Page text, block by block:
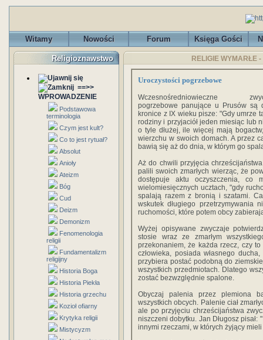
Witamy Nowości Forum Księga Gości
Religioznawstwo
==>>
WPROWADZENIE
Podstawowa
terminologia
Czym jest kult?
Co to jest rytuał?
Absolut
Anioły
Ateizm
Bóg
Cud
Deizm
Demonizm
Fenomenologia
religii
Fundamentalizm
religijny
Historia Boga
Historia Piekła
Historia grzechu
Kozioł ofiarny
Krytyka religii
Mistycyzm
RELIGIE WYMARŁE
Uroczystości pogrzebowe
Wczesnośredniowieczne
pogrzebowe panujące u Prusów są
kronice z IX wieku pisze: "Gdy umrze
rodziny i przyjaciół jeden miesiąc lub
o tyle dłużej, ile więcej mają
wierzchu w swoich domach. A przez
bawią się aż do dnia, w którym go
Aż do chwili przyjęcia
palili swoich zmarłych wierząc, że
dostępuje aktu oczyszczenia, co
wielomiesięcznych ucztach, "gdy
spalają razem z bronią i szatami.
wskutek długiego przetrzymywania
ruchomości, które potem obcy
Wyżej opisywane zwyczaje
stosie wraz ze zmarłym
przekonaniem, że każda rzecz, czy
człowieka, posiada własnego
przybiera postać podobną do
wszystkich przedmiotach. Dlatego
zostać bezwzględnie spalone.
Obyczaj palenia przez plemiona
wszystkich obcych. Palenie ciał
ale po przyjęciu chrześcijaństwa
niszczeni dobytku. Jan Długosz
innymi rzeczami, w których żyjący